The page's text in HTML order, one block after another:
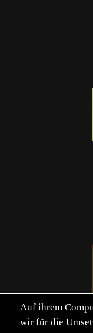
Auf ihrem
wir für die